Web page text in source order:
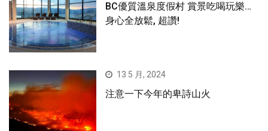
BC優質溫泉度假村 賞景吃喝玩樂…
身心全放鬆, 超讚!
13 5 月, 2024
注意一下今年的卑詩山火